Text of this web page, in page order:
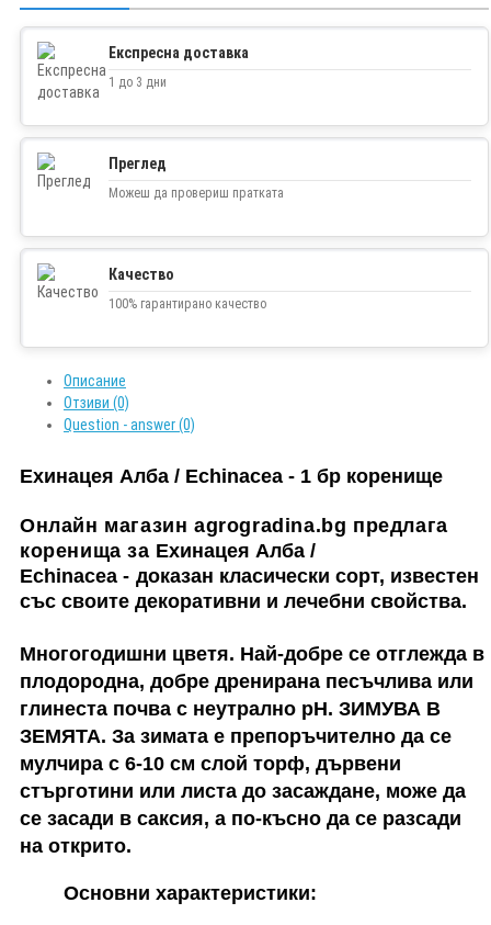
Експресна доставка
1 до 3 дни
Преглед
Можеш да провериш пратката
Качество
100% гарантирано качество
Описание
Отзиви (0)
Question - answer (0)
Ехинацея Алба / Echinacea - 1 бр коренище
Онлайн магазин agrogradina.bg предлага
коренища за Ехинацея Алба /
Echinacea -доказан класически сорт, известен
със своите декоративни и лечебни свойства.
Многогодишни цветя. Най-добре се отглежда в
плодородна, добре дренирана песъчлива или
глинеста почва с неутрално pH. ЗИМУВА В
ЗЕМЯТА. За зимата е препоръчително да се
мулчира с 6-10 см слой торф, дървени
стърготини или листа до засаждане, може да
се засади в саксия, а по-късно да се разсади
на открито.
Основни характеристики: